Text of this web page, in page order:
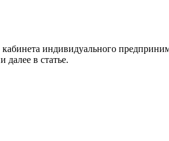
индивидуального
далее в статье.